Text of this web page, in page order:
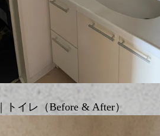
｜トイレ（Before & After）